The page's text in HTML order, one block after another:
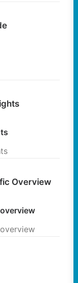
Overview